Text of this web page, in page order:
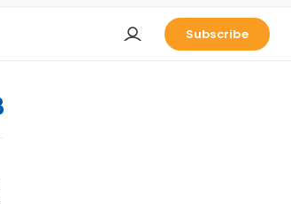
Subscribe